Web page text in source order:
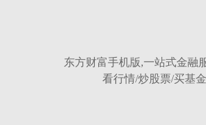
东方财富手机版,一站式金融
看行情/炒股票/买基